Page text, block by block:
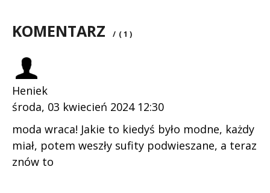
KOMENTARZ / ( 1 )
Heniek
środa, 03 kwiecień 2024 12:30
moda wraca! Jakie to kiedyś było modne, każdy
miał, potem weszły sufity podwieszane, a teraz
znów to